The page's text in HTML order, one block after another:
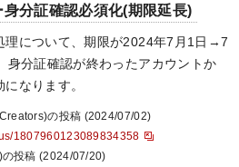
分証確認必須化(期限延長)
理について、期限が2024年7月1日→7
身分証確認が終わったアカウントか
なります。
の投稿 (2024/07/02)
1807960123089834358
投稿 (2024/07/20)